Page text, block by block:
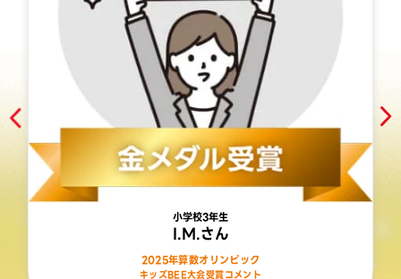
小学校3年生
I.M.さん
2025年算数オリンピック
キッズBEE大会受賞コメント